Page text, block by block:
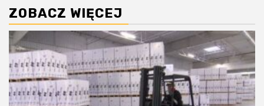
ZOBACZ WIĘCEJ